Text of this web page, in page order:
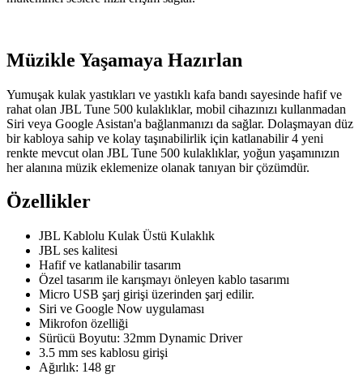
Müzikle Yaşamaya Hazırlan
Yumuşak kulak yastıkları ve yastıklı kafa bandı sayesinde hafif ve
rahat olan JBL Tune 500 kulaklıklar, mobil cihazınızı kullanmadan
Siri veya Google Asistan'a bağlanmanızı da sağlar. Dolaşmayan düz
bir kabloya sahip ve kolay taşınabilirlik için katlanabilir 4 yeni
renkte mevcut olan JBL Tune 500 kulaklıklar, yoğun yaşamınızın
her alanına müzik eklemenize olanak tanıyan bir çözümdür.
Özellikler
JBL Kablolu Kulak Üstü Kulaklık
JBL ses kalitesi
Hafif ve katlanabilir tasarım
Özel tasarım ile karışmayı önleyen kablo tasarımı
Micro USB şarj girişi üzerinden şarj edilir.
Siri ve Google Now uygulaması
Mikrofon özelliği
Sürücü Boyutu: 32mm Dynamic Driver
3.5 mm ses kablosu girişi
Ağırlık: 148 gr